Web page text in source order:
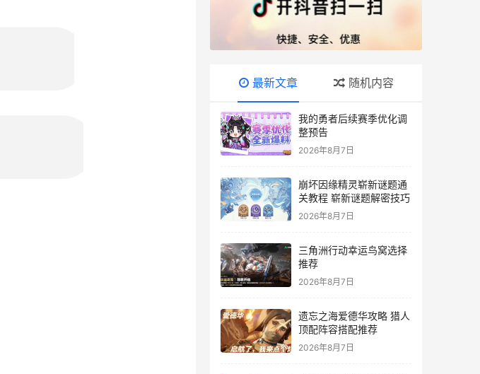
最新文章 随机内容
我的勇者后续赛季优化调
整预告
2026年8月7日
崩坏因缘精灵崭新谜题通
关教程 崭新谜题解密技巧
2026年8月7日
三角洲行动幸运鸟窝选择
推荐
2026年8月7日
遗忘之海爱德华攻略 猎人
顶配阵容搭配推荐
2026年8月7日